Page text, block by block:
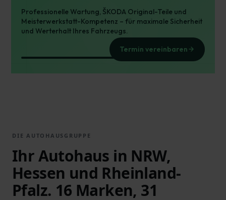
Professionelle Wartung, ŠKODA Original-Teile und
Meisterwerkstatt-Kompetenz – für maximale Sicherheit
und Werterhalt Ihres Fahrzeugs.
Termin vereinbaren
DIE AUTOHAUSGRUPPE
Ihr Autohaus in NRW,
Hessen und Rheinland-
Pfalz. 16 Marken, 31